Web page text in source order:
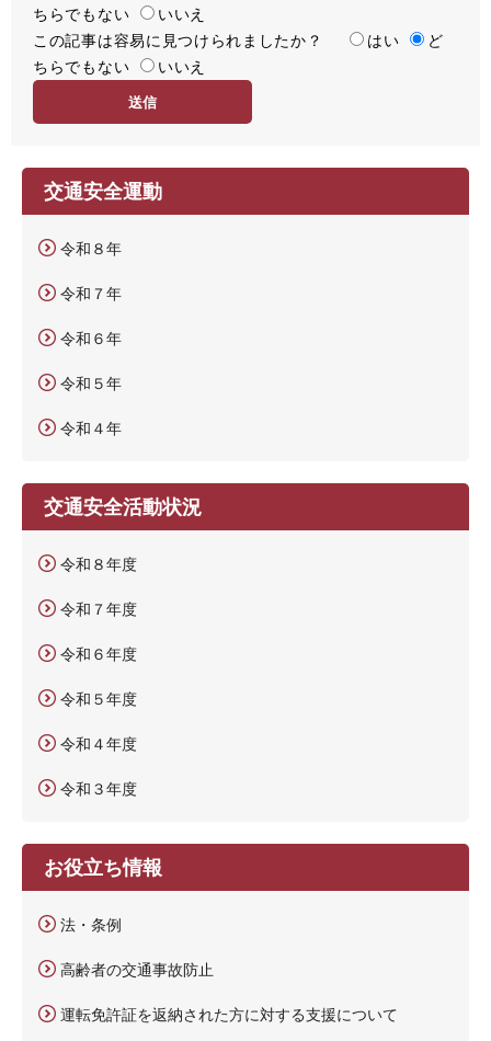
足
度
ちらでもない
いいえ
容
易
この記事は容易に見つけられましたか？ はい
ど
ちらでもない
いいえ
交通安全運動
令和８年
令和７年
令和６年
令和５年
令和４年
交通安全活動状況
令和８年度
令和７年度
令和６年度
令和５年度
令和４年度
令和３年度
お役立ち情報
法・条例
高齢者の交通事故防止
運転免許証を返納された方に対する支援について